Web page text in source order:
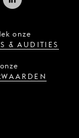
onze
& AUDITIES